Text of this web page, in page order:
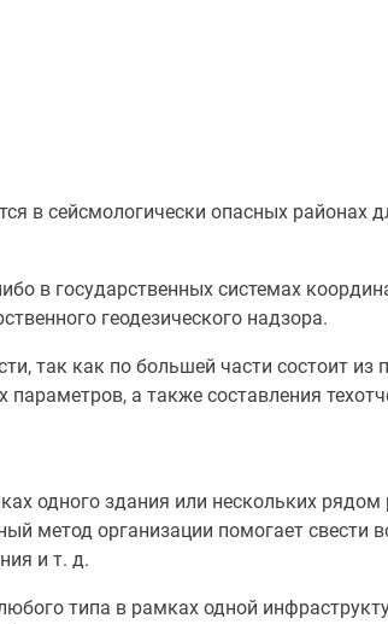
в сейсмологически опасных районах
в государственных системах
геодезического надзора.
так как по большей части состоит из
а также составления
одного здания или нескольких
метод организации помогает свести
и т. д.
типа в рамках одной